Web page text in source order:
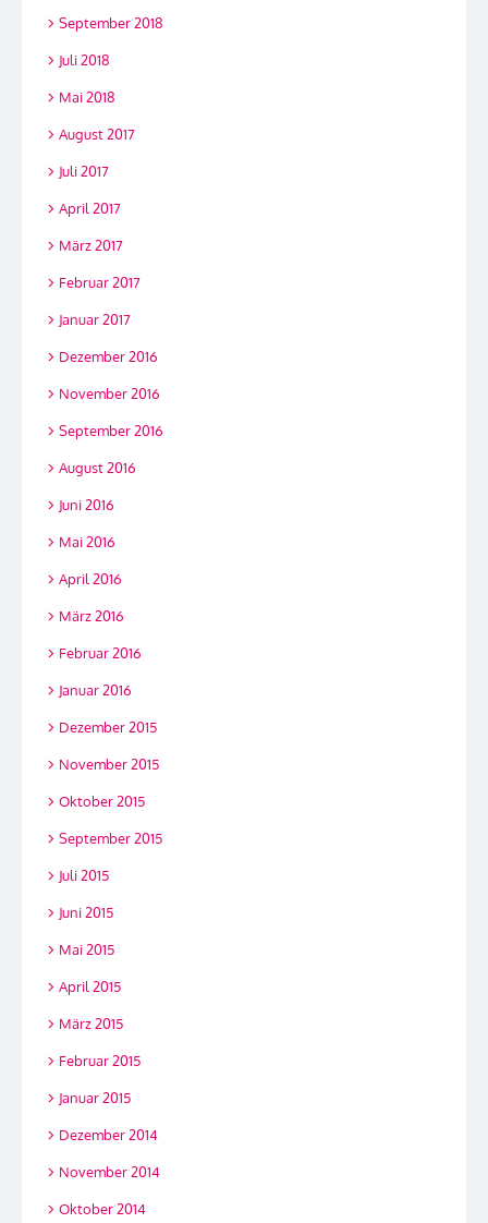
September 2018
Juli 2018
Mai 2018
August 2017
Juli 2017
April 2017
März 2017
Februar 2017
Januar 2017
Dezember 2016
November 2016
September 2016
August 2016
Juni 2016
Mai 2016
April 2016
März 2016
Februar 2016
Januar 2016
Dezember 2015
November 2015
Oktober 2015
September 2015
Juli 2015
Juni 2015
Mai 2015
April 2015
März 2015
Februar 2015
Januar 2015
Dezember 2014
November 2014
Oktober 2014